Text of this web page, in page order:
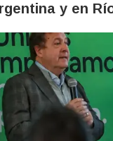
y en